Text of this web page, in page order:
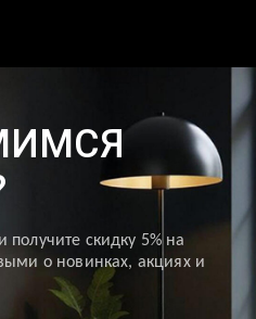
получите скидку 5% на
о новинках, акциях и